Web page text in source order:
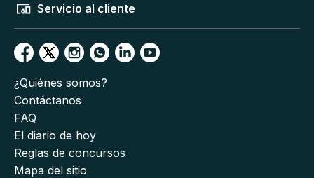
Servicio al cliente
¿Quiénes somos?
Contáctanos
FAQ
El diario de hoy
Reglas de concursos
Mapa del sitio